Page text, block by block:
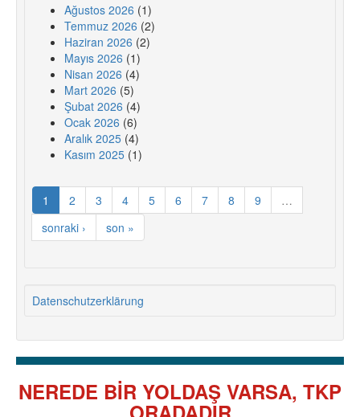
Ağustos 2026 (1)
Temmuz 2026 (2)
Haziran 2026 (2)
Mayıs 2026 (1)
Nisan 2026 (4)
Mart 2026 (5)
Şubat 2026 (4)
Ocak 2026 (6)
Aralık 2025 (4)
Kasım 2025 (1)
1 2 3 4 5 6 7 8 9
…
sonraki ›
son »
Datenschutzerklärung
NEREDE BİR YOLDAŞ VARSA, TKP